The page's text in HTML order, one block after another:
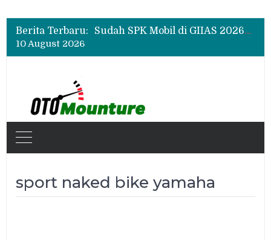
Berita Terbaru:
Rangkul Komunitas Mobil, Motul Indonesia Gelar Car MeetUp Perdana di Tangerang
Sudah SPK Mobil di GIIAS 2026? Ini Tahapan yang Harus Dilakukan Setelah Pameran
Rangkul Komunitas Mobil, Motul Indonesia Gelar Car MeetUp Perdana di Tangerang
10 August 2026
sport naked bike yamaha